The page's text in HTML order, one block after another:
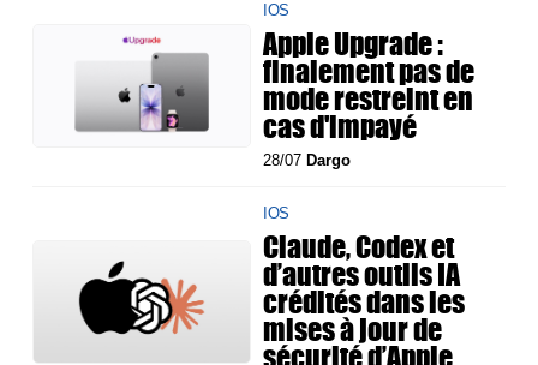
IOS
Apple Upgrade :
finalement pas de
mode restreint en
cas d'impayé
28/07 Dargo
IOS
Claude, Codex et
d’autres outils IA
crédités dans les
mises à jour de